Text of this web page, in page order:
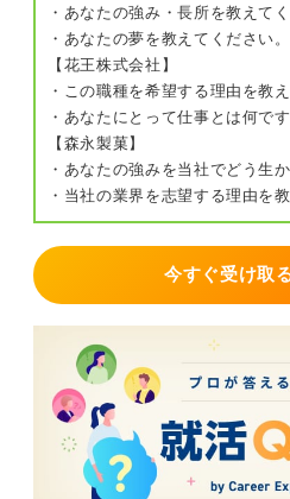
・あなたの強み・長所を教えてく
・あなたの夢を教えてください。
【花王株式会社】
・この職種を希望する理由を教
・あなたにとって仕事とは何です
【森永製菓】
・あなたの強みを当社でどう生
・当社の業界を志望する理由を
今すぐ受け取